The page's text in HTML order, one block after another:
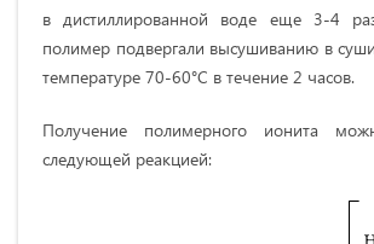
в дистиллированной воде еще 3-4
полимер подвергали высушиванию в
температуре 70-60°С в течение 2 часов.
Получение полимерного ионита
следующей реакцией: